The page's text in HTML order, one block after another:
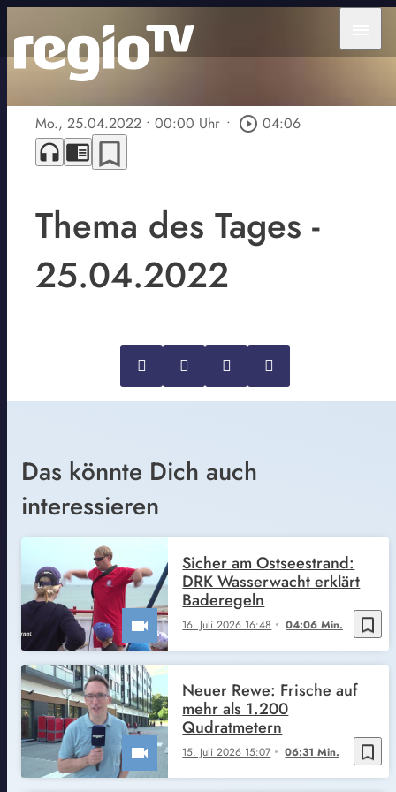
Mo., 25.04.2022 • 00:00 Uhr • play_circle_outline 04:06
headphones chrome_reader_mode bookmark_border
Thema des Tages -
25.04.2022
Das könnte Dich auch
interessieren
bookmark_border
16. Juli 2026 16:48 04:06 Min.
Sicher am Ostseestrand:
DRK Wasserwacht erklärt
Baderegeln
bookmark_border
15. Juli 2026 15:07 06:31 Min.
Neuer Rewe: Frische auf
mehr als 1.200
Qudratmetern